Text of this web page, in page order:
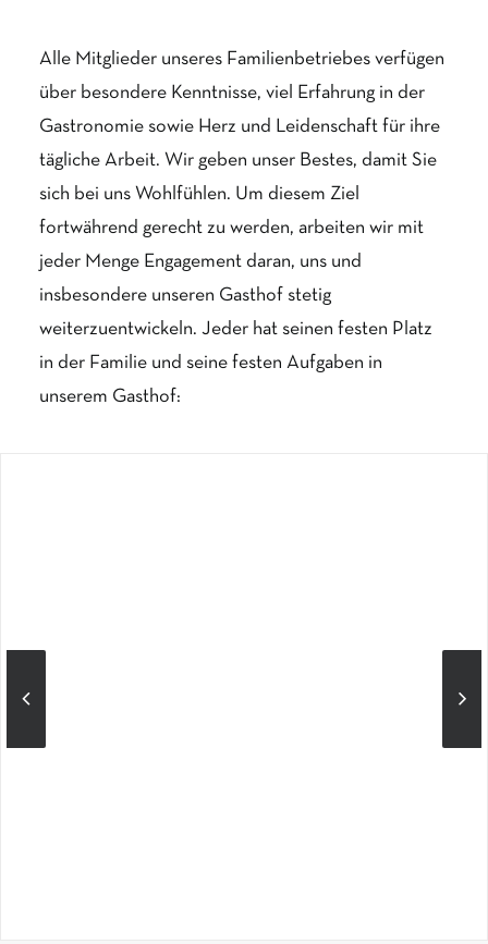
Alle Mitglieder unseres Familienbetriebes verfügen
über besondere Kenntnisse, viel Erfahrung in der
Gastronomie sowie Herz und Leidenschaft für ihre
tägliche Arbeit. Wir geben unser Bestes, damit Sie
sich bei uns Wohlfühlen. Um diesem Ziel
fortwährend gerecht zu werden, arbeiten wir mit
jeder Menge Engagement daran, uns und
insbesondere unseren Gasthof stetig
weiterzuentwickeln. Jeder hat seinen festen Platz
in der Familie und seine festen Aufgaben in
unserem Gasthof: